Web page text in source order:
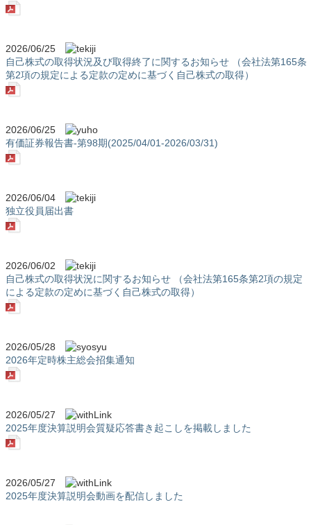
2026/06/25
自己株式の取得状況及び取得終了に関するお知らせ （会社法第165条
第2項の規定による定款の定めに基づく自己株式の取得）
2026/06/25
有価証券報告書-第98期(2025/04/01-2026/03/31)
2026/06/04
独立役員届出書
2026/06/02
自己株式の取得状況に関するお知らせ （会社法第165条第2項の規定
による定款の定めに基づく自己株式の取得）
2026/05/28
2026年定時株主総会招集通知
2026/05/27
2025年度決算説明会質疑応答書き起こしを掲載しました
2026/05/27
2025年度決算説明会動画を配信しました